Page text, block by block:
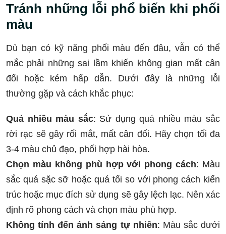
Tránh những lỗi phổ biến khi phối
màu
Dù bạn có kỹ năng phối màu đến đâu, vẫn có thể
mắc phải những sai lầm khiến không gian mất cân
đối hoặc kém hấp dẫn. Dưới đây là những lỗi
thường gặp và cách khắc phục:
Quá nhiều màu sắc: Sử dụng quá nhiều màu sắc
rời rạc sẽ gây rối mắt, mất cân đối. Hãy chọn tối đa
3-4 màu chủ đạo, phối hợp hài hòa.
Chọn màu không phù hợp với phong cách: Màu
sắc quá sặc sỡ hoặc quá tối so với phong cách kiến
trúc hoặc mục đích sử dụng sẽ gây lệch lạc. Nên xác
định rõ phong cách và chọn màu phù hợp.
Không tính đến ánh sáng tự nhiên: Màu sắc dưới